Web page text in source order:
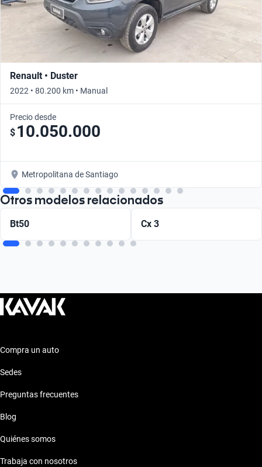
Renault • Duster
2022 • 80.200 km • Manual
Precio desde
$ 10.050.000
Metropolitana de Santiago
Otros modelos relacionados
Bt50 Cx 3
Compra un auto
Sedes
Preguntas frecuentes
Blog
Quiénes somos
Trabaja con nosotros